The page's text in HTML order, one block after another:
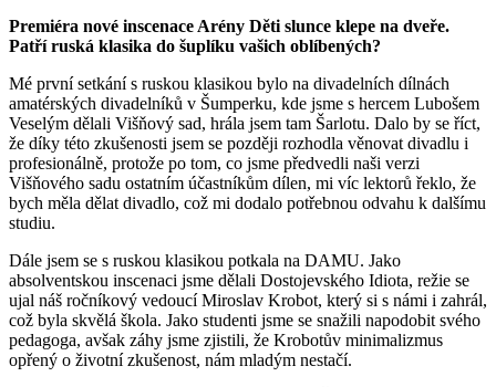
Premiéra nové inscenace Arény Děti slunce klepe na dveře.
Patří ruská klasika do šuplíku vašich oblíbených?
Mé první setkání s ruskou klasikou bylo na divadelních dílnách
amatérských divadelníků v Šumperku, kde jsme s hercem Lubošem
Veselým dělali Višňový sad, hrála jsem tam Šarlotu. Dalo by se říct,
že díky této zkušenosti jsem se později rozhodla věnovat divadlu i
profesionálně, protože po tom, co jsme předvedli naši verzi
Višňového sadu ostatním účastníkům dílen, mi víc lektorů řeklo, že
bych měla dělat divadlo, což mi dodalo potřebnou odvahu k dalšímu
studiu.
Dále jsem se s ruskou klasikou potkala na DAMU. Jako
absolventskou inscenaci jsme dělali Dostojevského Idiota, režie se
ujal náš ročníkový vedoucí Miroslav Krobot, který si s námi i zahrál,
což byla skvělá škola. Jako studenti jsme se snažili napodobit svého
pedagoga, avšak záhy jsme zjistili, že Krobotův minimalizmus
opřený o životní zkušenost, nám mladým nestačí.